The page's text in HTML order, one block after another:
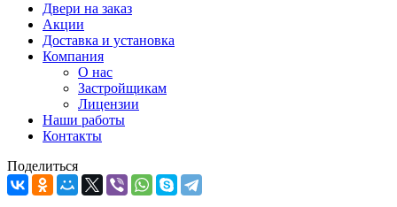
Двери на заказ
Акции
Доставка и установка
Компания
О нас
Застройщикам
Лицензии
Наши работы
Контакты
Поделиться